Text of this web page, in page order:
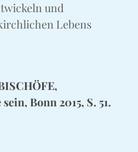
und
Lebens
Bonn 2015, S. 51.​